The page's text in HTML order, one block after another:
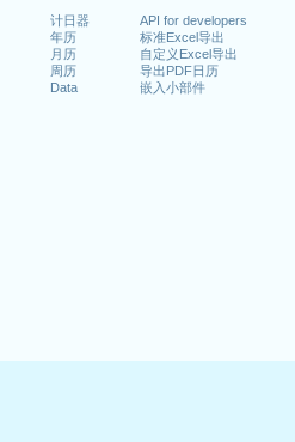
计日器
年历
月历
周历
Data
API for developers
标准Excel导出
自定义Excel导出
导出PDF日历
嵌入小部件